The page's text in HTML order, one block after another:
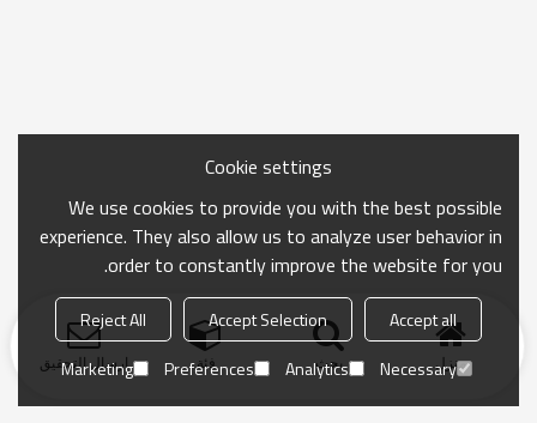
منزل بحث فئة ارسال التحقيق
Cookie settings
We use cookies to provide you with the best possible
experience. They also allow us to analyze user behavior in
order to constantly improve the website for you.
Accept all
Accept Selection
Reject All
Necessary
Analytics
Preferences
Marketing